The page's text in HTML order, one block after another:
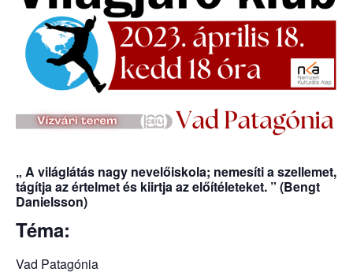
„ A világlátás nagy nevelőiskola; nemesíti a szellemet,
tágítja az értelmet és kiirtja az előítéleteket. ” (Bengt
Danielsson)
Téma:
Vad Patagónia